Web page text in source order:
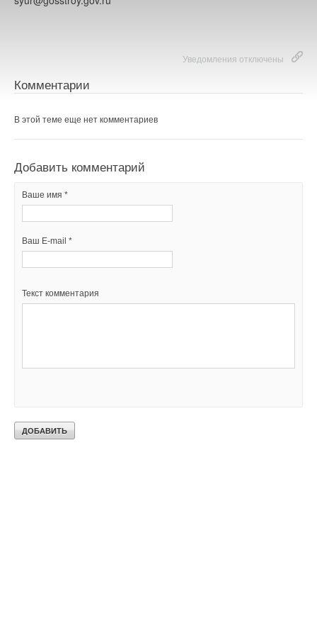
Уведомления отключены
Комментарии
В этой теме еще нет комментариев
Добавить комментарий
Ваше имя *
Ваш E-mail *
Текст комментария